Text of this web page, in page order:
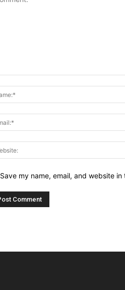
Save my name, email, and website